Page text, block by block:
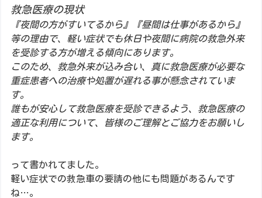
救急医療の現状
『夜間の方がすいてるから』『昼間は仕事があるから』
等の理由で、軽い症状でも休日や夜間に病院の救急外来
を受診する方が増える傾向にあります。
このため、救急外来が込み合い、真に救急医療が必要な
重症患者への治療や処置が遅れる事が懸念されていま
す。
誰もが安心して救急医療を受診できるよう、救急医療の
適正な利用について、皆様のご理解とご協力をお願いし
ます。
って書かれてました。
軽い症状での救急車の要請の他にも問題があるんです
ね…。